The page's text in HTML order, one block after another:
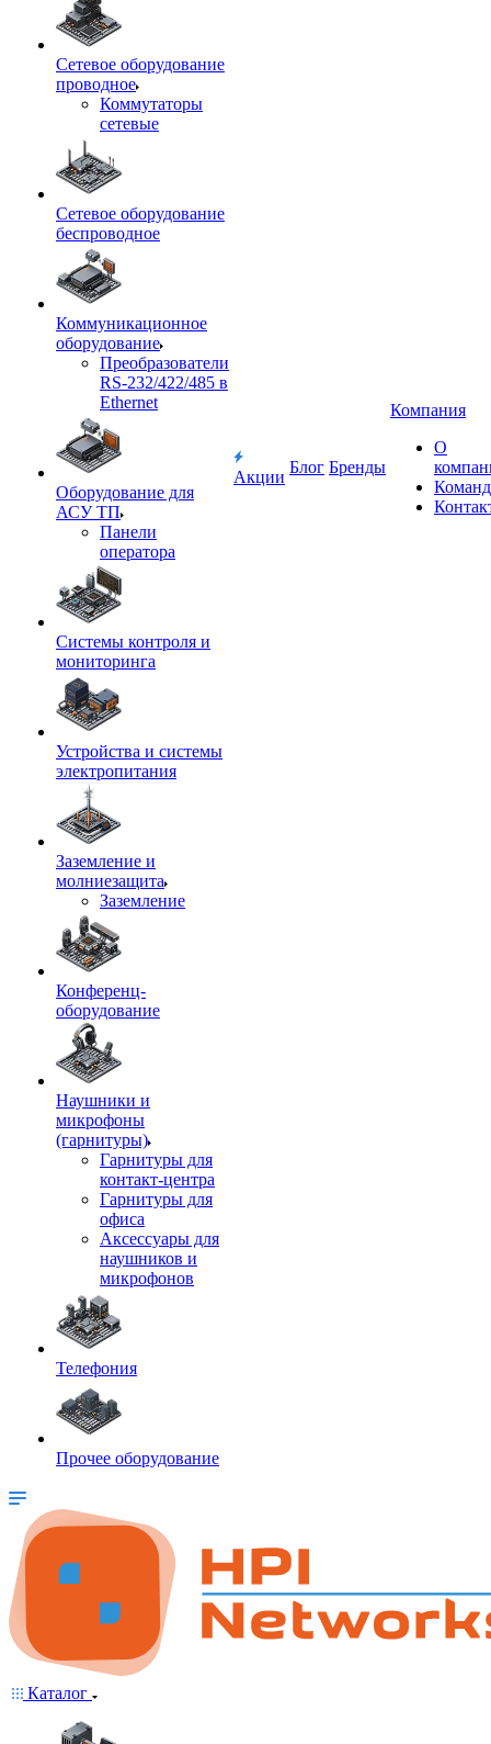
Сетевое оборудование
проводное
Коммутаторы
сетевые
Сетевое оборудование
беспроводное
Коммуникационное
оборудование
Преобразователи
RS-232/422/485 в
Ethernet
Оборудование для
АСУ ТП
Панели
оператора
Системы контроля и
мониторинга
Устройства и системы
электропитания
Заземление и
молниезащита
Заземление
Конференц-
оборудование
Наушники и
микрофоны
(гарнитуры)
Гарнитуры для
контакт-центра
Гарнитуры для
офиса
Аксессуары для
наушников и
микрофонов
Телефония
Прочее оборудование
Акции
Блог Бренды
Компания
О
Каталог